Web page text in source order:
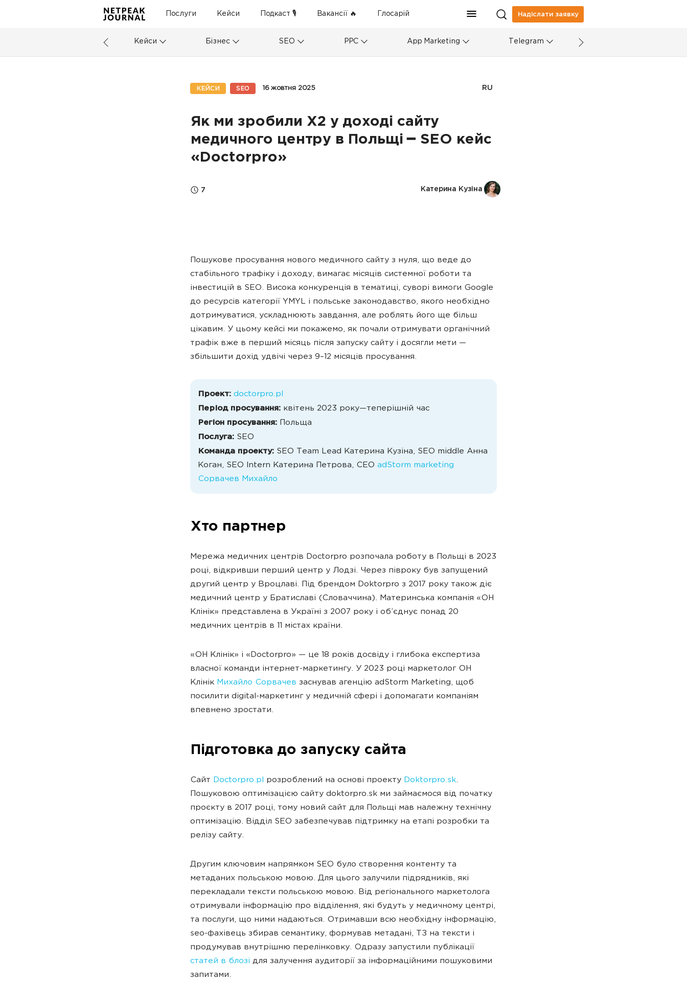
Послуги Кейси Подкаст 🎙 Вакансії 🔥 Глосарій Надіслати заявку
Кейси Бізнес SEO PPC App Marketing Telegram
КЕЙСИ SEO 16 жовтня 2025 RU
Як ми зробили Х2 у доході сайту
медичного центру в Польщі ━ SEO кейс
«Doctorpro»
7 Катерина Кузіна
Пошукове просування нового медичного сайту з нуля, що веде до
стабільного трафіку і доходу, вимагає місяців системної роботи та
інвестицій в SEO. Висока конкуренція в тематиці, суворі вимоги Google
до ресурсів категорії YMYL і польське законодавство, якого необхідно
дотримуватися, ускладнюють завдання, але роблять його ще більш
цікавим. У цьому кейсі ми покажемо, як почали отримувати органічний
трафік вже в перший місяць після запуску сайту і досягли мети —
збільшити дохід удвічі через 9–12 місяців просування.
Проект: doctorpro.pl
Період просування: квітень 2023 року—теперішній час
Регіон просування: Польща
Послуга: SEO
Команда проекту: SEO Team Lead Катерина Кузіна, SEO middle Анна
Коган, SEO Intern Катерина Петрова, CEO adStorm marketing
Сорвачев Михайло
Хто партнер
Мережа медичних центрів Doctorpro розпочала роботу в Польщі в 2023
році, відкривши перший центр у Лодзі. Через півроку був запущений
другий центр у Вроцлаві. Під брендом Doktorpro з 2017 року також діє
медичний центр у Братиславі (Словаччина). Материнська компанія «ОН
Клінік» представлена в Україні з 2007 року і об’єднує понад 20
медичних центрів в 11 містах країни.
«ОН Клінік» і «Doctorpro» — це 18 років досвіду і глибока експертиза
власної команди інтернет-маркетингу. У 2023 році маркетолог ОН
Клінік Михайло Сорвачев заснував агенцію adStorm Marketing, щоб
посилити digital-маркетинг у медичній сфері і допомагати компаніям
впевнено зростати.
Підготовка до запуску сайта
Сайт Doctorpro.pl розроблений на основі проекту Doktorpro.sk.
Пошуковою оптимізацією сайту doktorpro.sk ми займаємося від початку
проєкту в 2017 році, тому новий сайт для Польщі мав належну технічну
оптимізацію. Відділ SEO забезпечував підтримку на етапі розробки та
релізу сайту.
Другим ключовим напрямком SEO було створення контенту та
метаданих польською мовою. Для цього залучили підрядників, які
перекладали тексти польською мовою. Від регіонального маркетолога
отримували інформацію про відділення, які будуть у медичному центрі,
та послуги, що ними надаються. Отримавши всю необхідну інформацію,
seo-фахівець збирав семантику, формував метадані, ТЗ на тексти і
продумував внутрішню перелінковку. Одразу запустили публікації
статей в блозі для залучення аудиторії за інформаційними пошуковими
запитами.